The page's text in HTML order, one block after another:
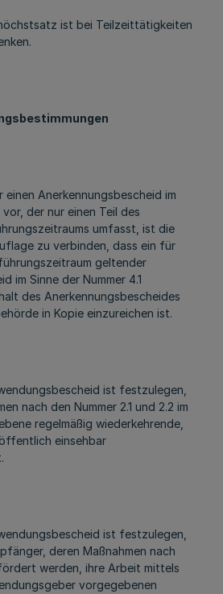
ist bei Teilzeittätigkeiten
Anerkennungsbescheid im
vor, der nur einen Teil des
umfasst, ist die
zu verbinden, dass ein für
geltender
im Sinne der Nummer 4.1
des Anerkennungsbescheides
in Kopie einzureichen ist.
ist festzulegen,
nach den Nummer 2.1 und 2.2 im
regelmäßig wiederkehrende,
einsehbar
ist festzulegen,
deren Maßnahmen nach
werden, ihre Arbeit mittels
vorgegebenen